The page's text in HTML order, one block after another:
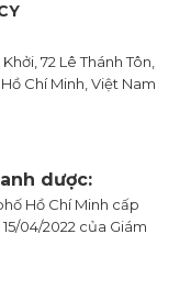
72 Lê Thánh Tôn,
Chí Minh, Việt Nam
dược:
Hồ Chí Minh cấp
04/2022 của Giám